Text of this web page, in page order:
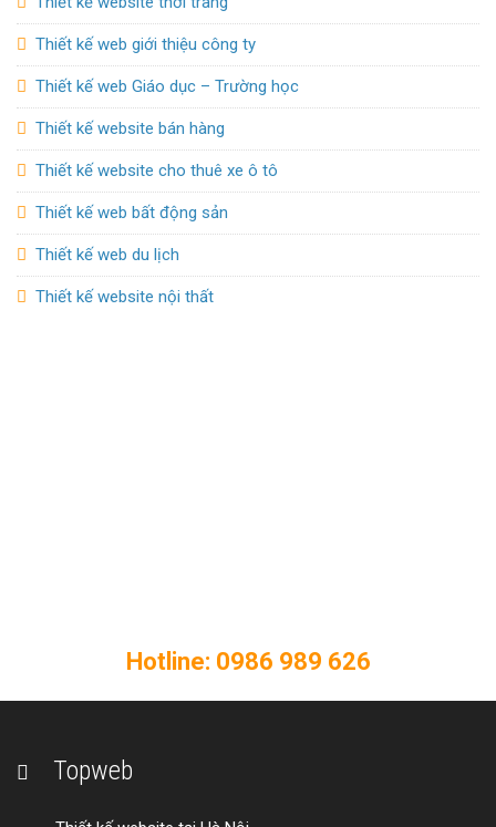
Thiết kế web giới thiệu công ty
Thiết kế web Giáo dục – Trường học
Thiết kế website bán hàng
Thiết kế website cho thuê xe ô tô
Thiết kế web bất động sản
Thiết kế web du lịch
Thiết kế website nội thất
Hotline: 0986 989 626
Topweb